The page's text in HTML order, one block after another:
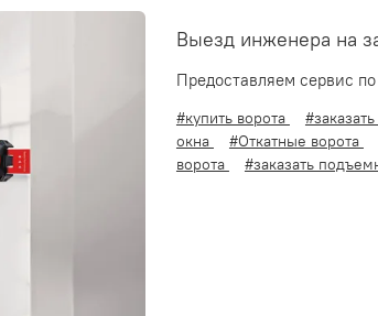
Выезд инженера на
Предоставляем сервис
#купить ворота
окна
#Откатные ворота
ворота
#заказать